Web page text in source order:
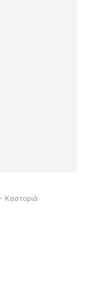
Καστοριά